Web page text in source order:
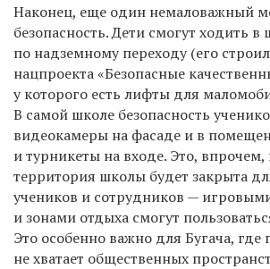
Наконец, еще один немаловажный
безопасность. Дети смогут ходить в
по надземному переходу (его
нацпроекта «Безопасные
у которого есть лифты для
В самой школе безопасность
видеокамеры на фасаде и в
и турникеты на входе. Это, впрочем,
территория школы будет закрыта
учеников и сотрудников —
и зонами отдыха смогут
Это особенно важно для Бугача, где
не хватает общественных